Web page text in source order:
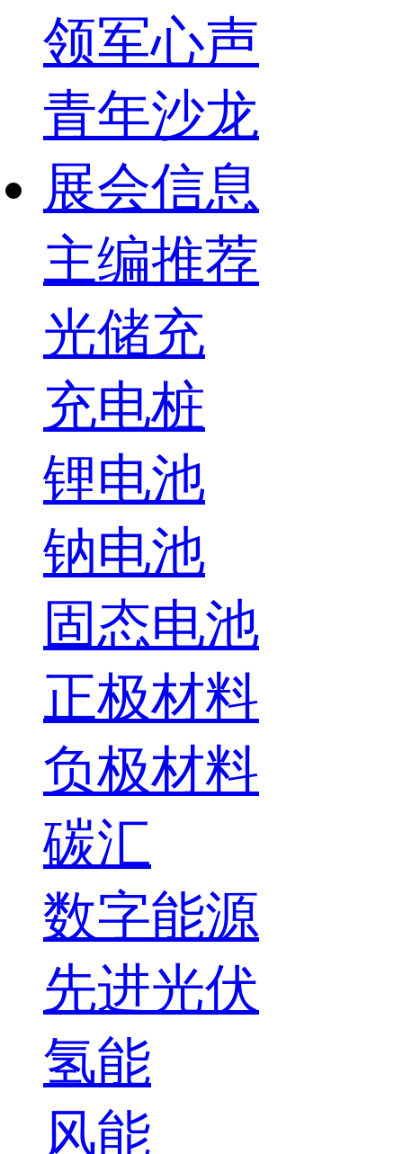
领军心声
青年沙龙
展会信息
主编推荐
光储充
充电桩
锂电池
钠电池
固态电池
正极材料
负极材料
碳汇
数字能源
先进光伏
氢能
风能